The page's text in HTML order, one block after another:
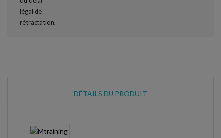
DÉTAILS DU PRODUIT